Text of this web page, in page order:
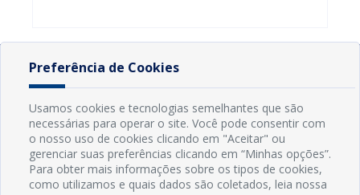
Preferência de Cookies
Usamos cookies e tecnologias semelhantes que são
necessárias para operar o site. Você pode consentir com
o nosso uso de cookies clicando em "Aceitar" ou
gerenciar suas preferências clicando em “Minhas opções”.
Para obter mais informações sobre os tipos de cookies,
como utilizamos e quais dados são coletados, leia nossa